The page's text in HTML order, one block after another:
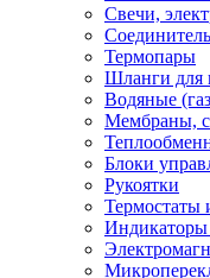
Свечи,
Термопары
Шланги для
Водяные
Мембраны,
Блоки
Рукоятки
Термостаты
Индикаторы